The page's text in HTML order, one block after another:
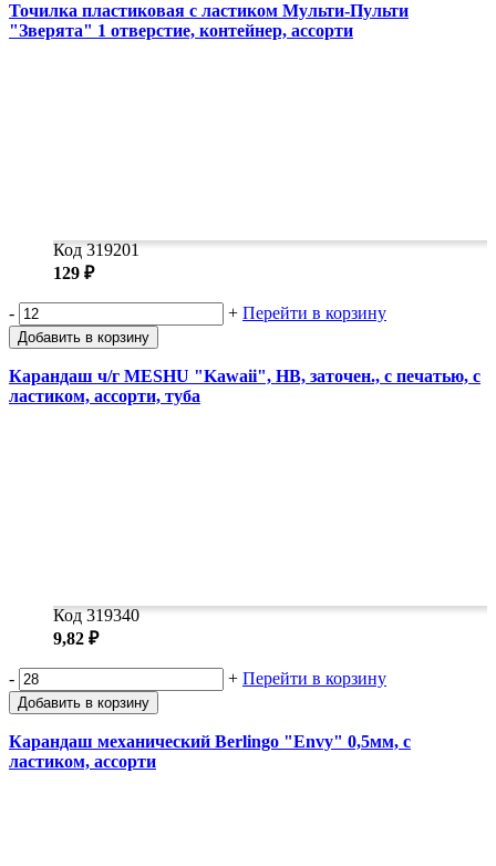
Точилка пластиковая с ластиком Мульти-Пульти
"Зверята" 1 отверстие, контейнер, ассорти
Код 319201
129 ₽
- + Перейти в корзину
Добавить в корзину
Карандаш ч/г MESHU "Kawaii", HB, заточен., с печатью, с
ластиком, ассорти, туба
Код 319340
9,82 ₽
- + Перейти в корзину
Добавить в корзину
Карандаш механический Berlingo "Envy" 0,5мм, с
ластиком, ассорти